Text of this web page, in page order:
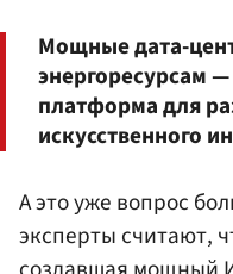
Мощные дата-
энергоресурсам
платформа для
искусственного
А это уже вопрос
эксперты считают,